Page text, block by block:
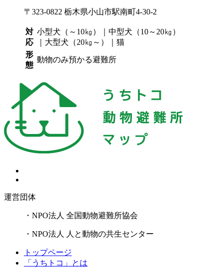
〒323-0822 栃木県小山市駅南町4-30-2
対
応
小型犬（～10㎏）｜中型犬（10～20㎏）
｜大型犬（20㎏～）｜猫
形
態
動物のみ預かる避難所
運営団体
・NPO法人 全国動物避難所協会
・NPO法人 人と動物の共生センター
トップページ
「うちトコ」とは